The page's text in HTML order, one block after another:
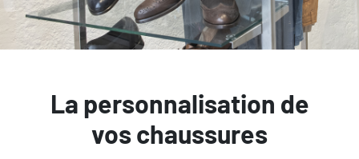
La personnalisation de
vos chaussures